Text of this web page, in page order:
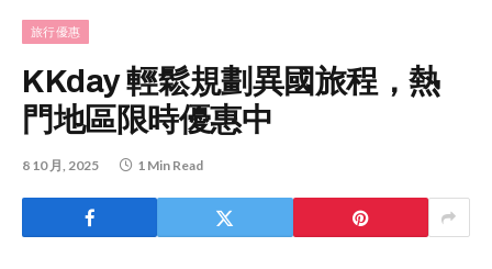
旅行優惠
KKday 輕鬆規劃異國旅程，熱
門地區限時優惠中
8 10 月, 2025 1 Min Read